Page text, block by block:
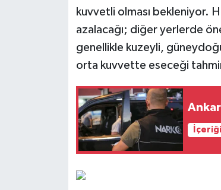
kuvvetli olması bekleniyor.
azalacağı; diğer yerlerde
genellikle kuzeyli,
orta kuvvette eseceği